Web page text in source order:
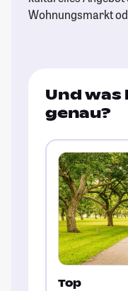
Wohnungsmarkt
Und was
genau?
Top